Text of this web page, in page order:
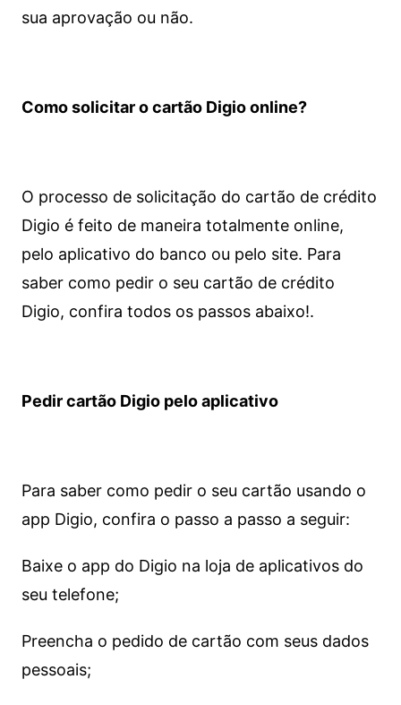
sua aprovação ou não.
Como solicitar o cartão Digio online?
O processo de solicitação do cartão de crédito
Digio é feito de maneira totalmente online,
pelo aplicativo do banco ou pelo site. Para
saber como pedir o seu cartão de crédito
Digio, confira todos os passos abaixo!.
Pedir cartão Digio pelo aplicativo
Para saber como pedir o seu cartão usando o
app Digio, confira o passo a passo a seguir:
Baixe o app do Digio na loja de aplicativos do
seu telefone;
Preencha o pedido de cartão com seus dados
pessoais;